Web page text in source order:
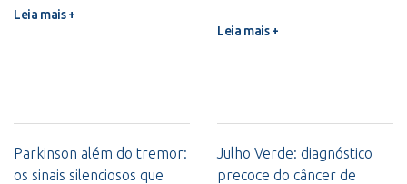
Leia mais +
Leia mais +
Parkinson além do tremor:
os sinais silenciosos que
Julho Verde: diagnóstico
precoce do câncer de